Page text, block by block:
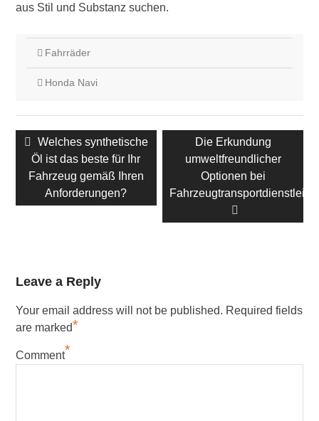
aus Stil und Substanz suchen.
Fahrräder
Honda Navi
Beitrags-
Navigation
Vorheriger
Beitrag:
Welches synthetische
Öl ist das beste für Ihr
Fahrzeug gemäß Ihren
Anforderungen?
Nächster
Beitrag:
Die Erkundung
umweltfreundlicher
Optionen bei
Leave a Reply
Your email address will not be published. Required fields
are marked*
Comment*